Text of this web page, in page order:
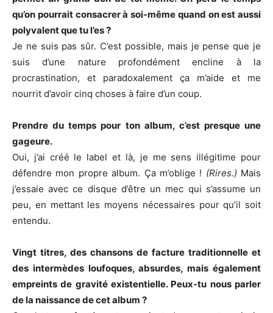
qu’on pourrait consacrer à soi-même quand on est aussi
polyvalent que tu l’es ?
Je ne suis pas sûr. C’est possible, mais je pense que je
suis d’une nature profondément encline à la
procrastination, et paradoxalement ça m’aide et me
nourrit d’avoir cinq choses à faire d’un coup.
Prendre du temps pour ton album, c’est presque une
gageure.
Oui, j’ai créé le label et là, je me sens illégitime pour
défendre mon propre album. Ça m’oblige ! (Rires.) Mais
j’essaie avec ce disque d’être un mec qui s’assume un
peu, en mettant les moyens nécessaires pour qu’il soit
entendu.
Vingt titres, des chansons de facture traditionnelle et
des intermèdes loufoques, absurdes, mais également
empreints de gravité existentielle. Peux-tu nous parler
de la naissance de cet album ?